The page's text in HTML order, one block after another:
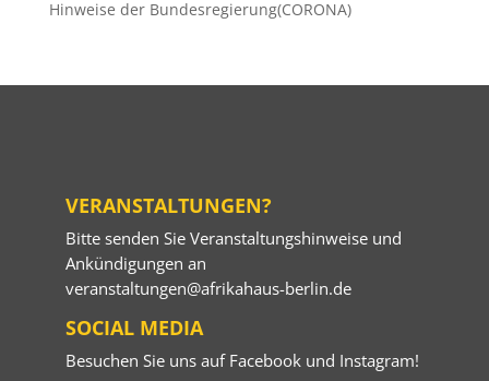
Hinweise der Bundesregierung(CORONA)
VERANSTALTUNGEN?
Bitte senden Sie Veranstaltungshinweise und
Ankündigungen an
veranstaltungen@afrikahaus-berlin.de
SOCIAL MEDIA
Besuchen Sie uns auf Facebookund Instagram!